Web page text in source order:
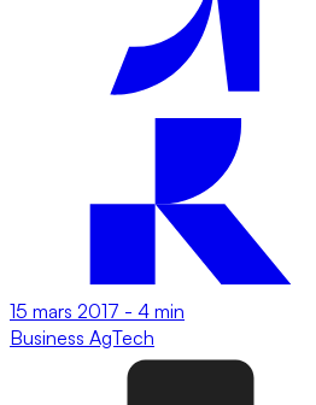
15 mars 2017 - 4 min
Business AgTech